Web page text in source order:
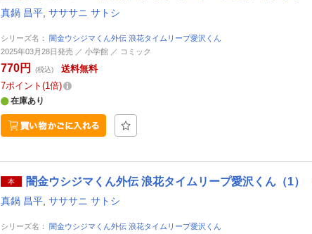
真鍋 昌平 サササニ サトシ
シリーズ名： 闇金ウシジマくん外伝 浪花タイムリープ愛沢くん
2025年03月28日発売 ／ 小学館 ／ コミック
770円 (税込)
送料無料
7ポイント 1倍
在庫あり
本 闇金ウシジマくん外伝 浪花タイムリープ愛沢くん（1）
真鍋 昌平 サササニ サトシ
シリーズ名： 闇金ウシジマくん外伝 浪花タイムリープ愛沢くん